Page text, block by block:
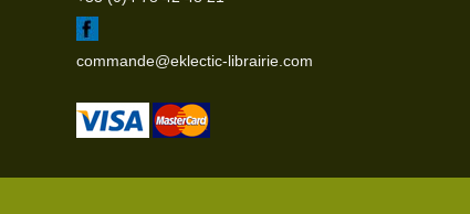
commande@eklectic-librairie.com